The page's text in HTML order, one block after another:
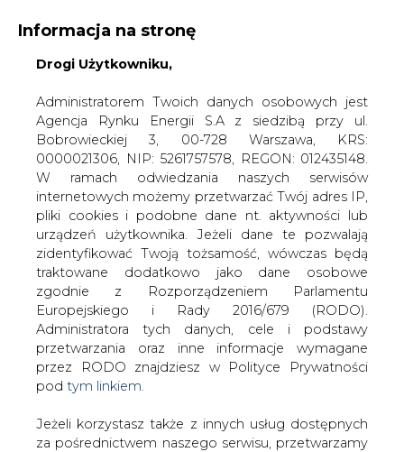
WYDAWCA PORTALU:
WYSOKI KONTRAST
WŁĄCZ CIRE.TV
Informacja na stronę
Drogi Użytkowniku,
Administratorem Twoich danych osobowych jest
Agencja Rynku Energii S.A z siedzibą przy ul.
Bobrowieckiej 3, 00-728 Warszawa, KRS:
0000021306, NIP: 5261757578, REGON: 012435148.
W ramach odwiedzania naszych serwisów
internetowych możemy przetwarzać Twój adres IP,
pliki cookies i podobne dane nt. aktywności lub
urządzeń użytkownika. Jeżeli dane te pozwalają
zidentyfikować Twoją tożsamość, wówczas będą
traktowane dodatkowo jako dane osobowe
zgodnie z Rozporządzeniem Parlamentu
Europejskiego i Rady 2016/679 (RODO).
Administratora tych danych, cele i podstawy
przetwarzania oraz inne informacje wymagane
przez RODO znajdziesz w Polityce Prywatności
pod tym linkiem.
Jeżeli korzystasz także z innych usług dostępnych
za pośrednictwem naszego serwisu, przetwarzamy
Strona główna / SERWIS INFORMACYJNY CIRE
/ NBP analizuje zagadnienia dotyczące pieniądza